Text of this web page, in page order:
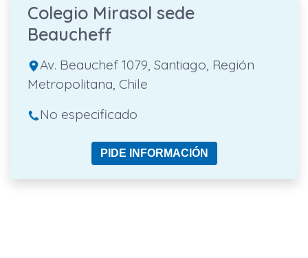
Colegio Mirasol sede
Beaucheff
Av. Beauchef 1079, Santiago, Región
Metropolitana, Chile
No especificado
PIDE INFORMACIÓN